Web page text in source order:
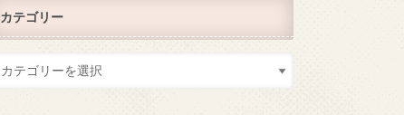
カテゴリー